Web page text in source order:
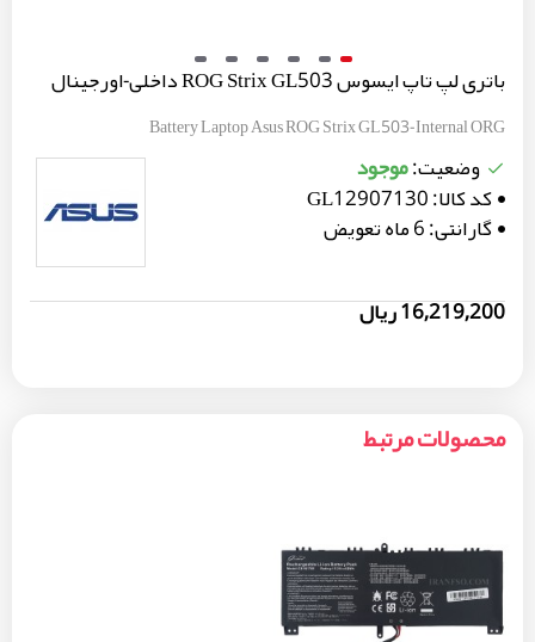
باتری لپ تاپ ایسوس ROG Strix GL503 داخلی-اورجینال
Battery Laptop Asus ROG Strix GL503-Internal ORG
وضعیت:موجود
کد کالا:GL12907130
گارانتی:6 ماه تعویض
16,219,200 ریال
محصولات مرتبط